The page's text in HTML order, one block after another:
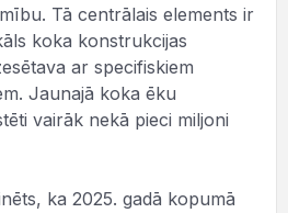
Tā centrālais elements ir
koka konstrukcijas
ar specifiskiem
Jaunajā koka ēku
vairāk nekā pieci miljoni
ka 2025. gadā kopumā